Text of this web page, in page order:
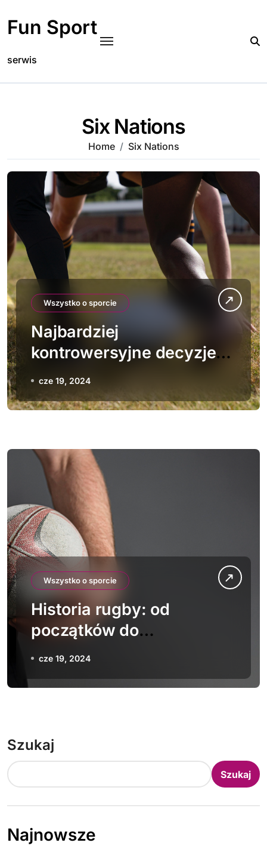
content
Fun Sport
serwis
Six Nations
Home Six Nations
Wszystko o sporcie
Najbardziej
kontrowersyjne decyzje
sędziowskie w historii
rugby
cze 19, 2024
Wszystko o sporcie
Historia rugby: od
początków do
współczesności
cze 19, 2024
Szukaj
Szukaj
Najnowsze